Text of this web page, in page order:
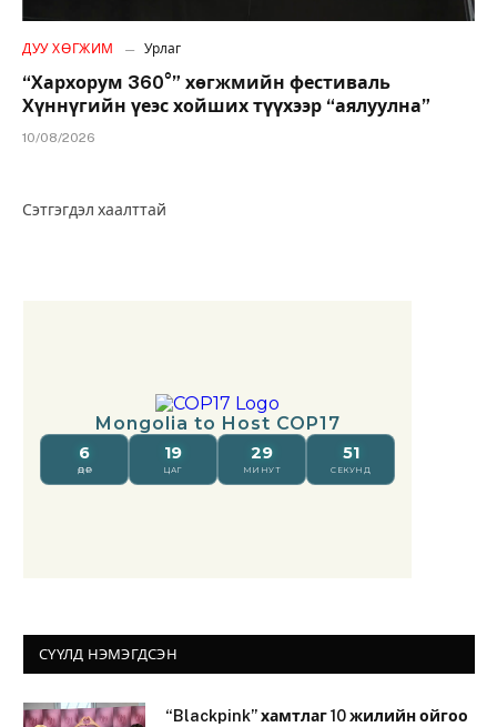
ДУУ ХӨГЖИМ Урлаг
“Хархорум 360°” хөгжмийн фестиваль
Хүннүгийн үеэс хойших түүхээр “аялуулна”
10/08/2026
Сэтгэгдэл хаалттай
СҮҮЛД НЭМЭГДСЭН
“Blackpink” хамтлаг 10 жилийн ойгоо